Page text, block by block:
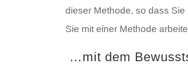
dieser Methode, so dass
Sie mit einer Methode
…mit dem